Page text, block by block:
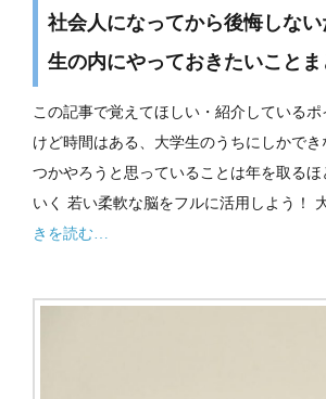
社会人になってから後悔しな
生の内にやっておきたいことま
この記事で覚えてほしい・紹介している
けど時間はある、大学生のうちにしかで
つかやろうと思っていることは年を取る
いく 若い柔軟な脳をフルに活用しよう！
きを読む…